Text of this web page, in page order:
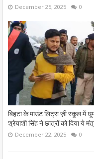
December 25, 2025 0
बिहटा के माउंट लिट्रा ज़ी स्कूल में
श्रेयाशी सिंह ने छात्रों को दिया ये
December 22, 2025 0